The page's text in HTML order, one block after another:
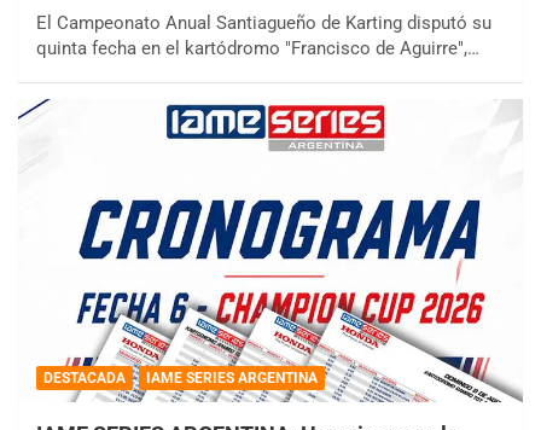
El Campeonato Anual Santiagueño de Karting disputó su
quinta fecha en el kartódromo "Francisco de Aguirre",…
DESTACADA IAME SERIES ARGENTINA